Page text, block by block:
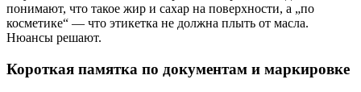
понимают, что такое жир и сахар на поверхности, а „по
косметике“ — что этикетка не должна плыть от масла.
Нюансы решают.
Короткая памятка по документам и маркировке